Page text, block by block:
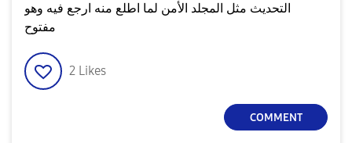
التحديث مثل المجلد الأمن لما اطلع منه ارجع فيه وهو
2 Likes
COMMENT